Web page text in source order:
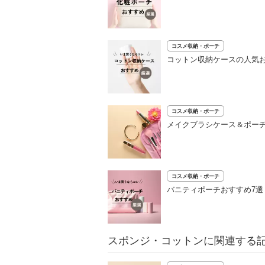
コスメ収納・ポーチ
コットン収納ケースの人気
コスメ収納・ポーチ
メイクブラシケース＆ポー
コスメ収納・ポーチ
バニティポーチおすすめ7
スポンジ・コットンに関連する